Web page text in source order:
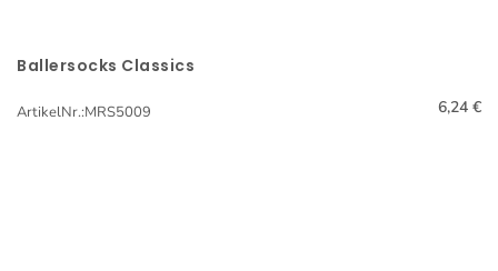
Ballersocks Classics
ArtikelNr.:MRS5009 6,24 €